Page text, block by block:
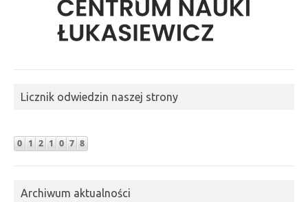
Licznik odwiedzin naszej strony
Archiwum aktualności